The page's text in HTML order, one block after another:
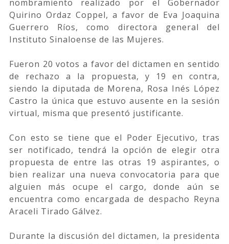
nombramiento realizado por el Gobernador
Quirino Ordaz Coppel, a favor de Eva Joaquina
Guerrero Ríos, como directora general del
Instituto Sinaloense de las Mujeres.
Fueron 20 votos a favor del dictamen en sentido
de rechazo a la propuesta, y 19 en contra,
siendo la diputada de Morena, Rosa Inés López
Castro la única que estuvo ausente en la sesión
virtual, misma que presentó justificante.
Con esto se tiene que el Poder Ejecutivo, tras
ser notificado, tendrá la opción de elegir otra
propuesta de entre las otras 19 aspirantes, o
bien realizar una nueva convocatoria para que
alguien más ocupe el cargo, donde aún se
encuentra como encargada de despacho Reyna
Araceli Tirado Gálvez.
Durante la discusión del dictamen, la presidenta